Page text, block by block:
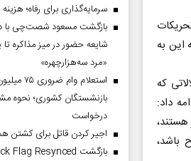
این به
که
داد:
هستند،
باشد،
سرمایه‌گذاری برای رفاه؛
بازگشت مسعود شصت‌چی با
شایعه حضور در میز مذاکره تا
«مرد سه‌هزارچهره»
استعلام وام
بازنشستگان کشوری؛ نحوه
درخواست
اجیر کردن قاتل برای کشتن